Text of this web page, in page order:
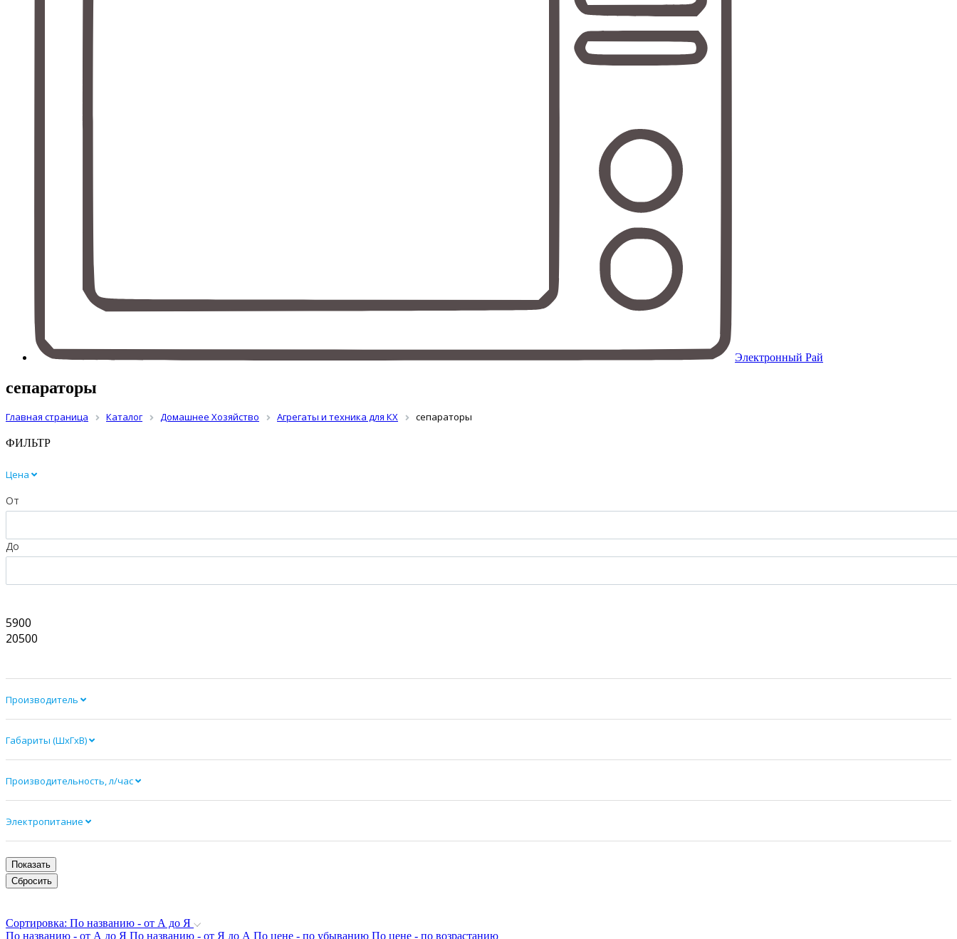
Электронный Рай
сепараторы
Главная страница Каталог Домашнее Хозяйство Агрегаты и техника для КХ сепараторы
ФИЛЬТР
Цена
От
До
5900
20500
Производитель
Габариты (ШхГхВ)
Производительность, л/час
Электропитание
Сортировка: По названию - от А до Я
По названию - от А до Я По названию - от Я до А По цене - по убыванию По цене - по возрастанию